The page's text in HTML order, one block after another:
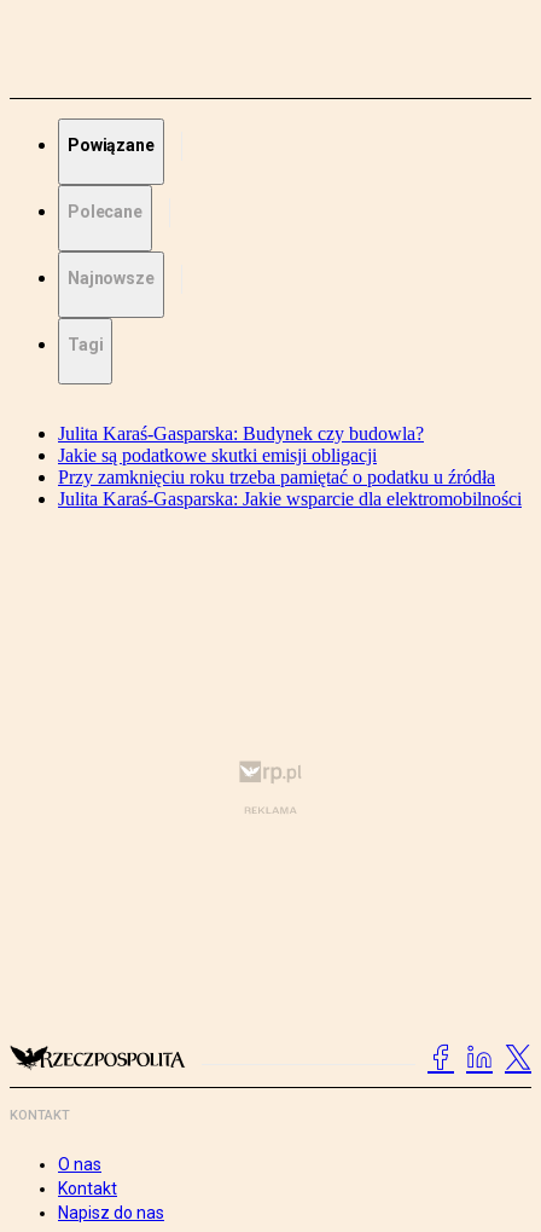
Powiązane
Polecane
Najnowsze
Tagi
Julita Karaś-Gasparska: Budynek czy budowla?
Jakie są podatkowe skutki emisji obligacji
Przy zamknięciu roku trzeba pamiętać o podatku u źródła
Julita Karaś-Gasparska: Jakie wsparcie dla elektromobilności
KONTAKT
O nas
Kontakt
Napisz do nas